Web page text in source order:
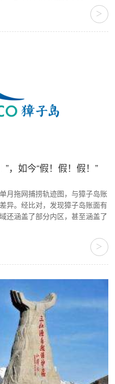
>
，如今“假！假！假！”
月拖网捕捞轨迹图，与獐子岛账
异。经比对，发现獐子岛账面有
还涵盖了部分内区，甚至涵盖了
>